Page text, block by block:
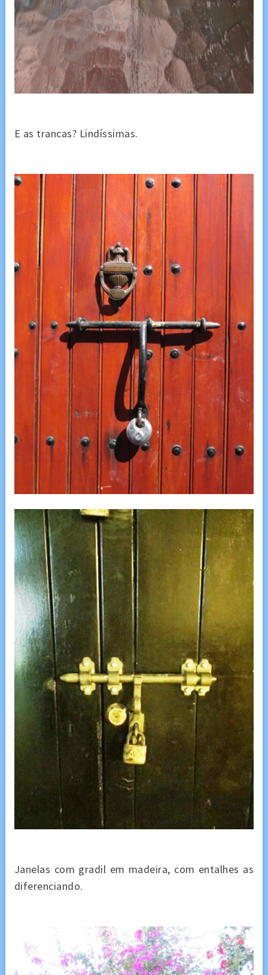
E as trancas? Lindíssimas.
Janelas com gradil em madeira, com entalhes as
diferenciando.